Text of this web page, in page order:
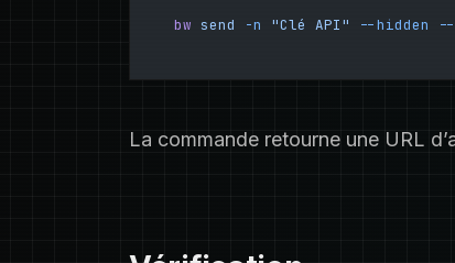
bw send -n "Clé API" --hidden --
La commande retourne une URL